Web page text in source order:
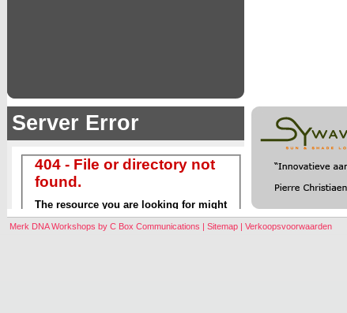
Merk DNA Workshops by C Box Communications | Sitemap | Verkoopsvoorwaarden